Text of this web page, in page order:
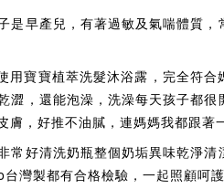
是早產兒，有著過敏及氣喘體質，
寶寶植萃洗髮沐浴露，完全符合
澀，還能泡澡，洗澡每天孩子都很
膚，好推不油膩，連媽媽我都跟著
常好清洗奶瓶整個奶垢異味乾淨清
灣製都有合格檢驗，一起照顧呵